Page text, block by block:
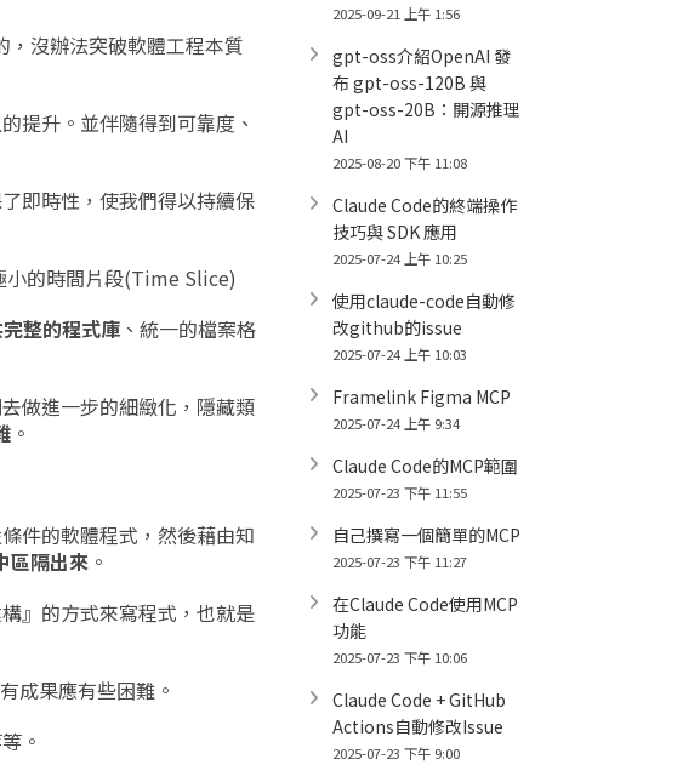
沒辦法突破軟體工程本質
提升。並伴隨得到可靠度、
即時性，使我們得以持續保
小的時間片段(Time Slice)
整的程式庫 、統一的檔案格
做進一步的細緻化，隱藏類
。
件的軟體程式，然後藉由知
區隔出來 。
』的方式來寫程式，也就是
成果應有些困難。
。
2025-09-21 上午 1:56
gpt-oss介紹OpenAI 發
布 gpt-oss-120B 與
gpt-oss-20B：開源推理
AI
2025-08-20 下午 11:08
Claude Code的終端操作
技巧與 SDK 應用
2025-07-24 上午 10:25
使用claude-code自動修
改github的issue
2025-07-24 上午 10:03
Framelink Figma MCP
2025-07-24 上午 9:34
Claude Code的MCP範圍
2025-07-23 下午 11:55
自己撰寫一個簡單的MCP
2025-07-23 下午 11:27
在Claude Code使用MCP
功能
2025-07-23 下午 10:06
Claude Code + GitHub
Actions自動修改Issue
2025-07-23 下午 9:00